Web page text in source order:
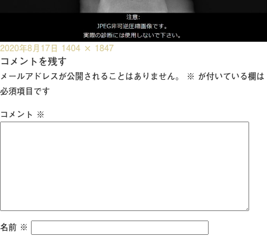
投
稿
日:
2020年8月17日 フ
ル
サ
1404 × 1847
コメントを残す
メールアドレスが公開されることはありません。 ※ が付いている欄は
必須項目です
コメント ※
名前 ※